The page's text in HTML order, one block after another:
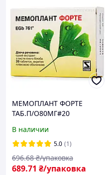
МЕМОПЛАНТ ФОРТЕ
ТАБ.П/О80МГ#20
В наличии
5.0 (1)
689.71 ₴/упаковка
696.68 ₴/упаковка